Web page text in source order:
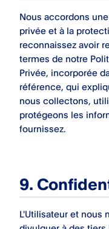
Nous accordons
privée et à la
reconnaissez avoir
termes de notre
Privée, incorporée
référence, qui
nous collectons,
protégeons les
fournissez.
9.
L'Utilisateur et nous